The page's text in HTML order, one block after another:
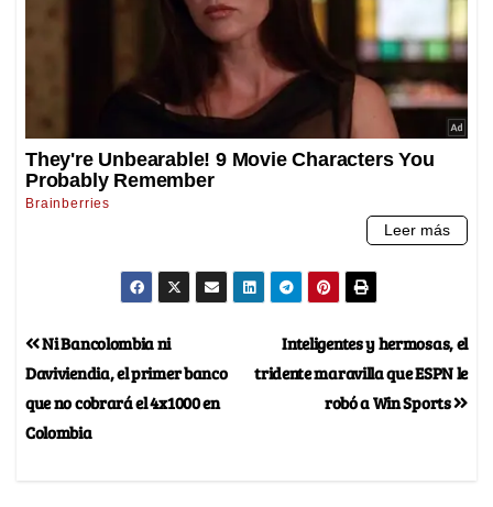
Inteligentes y hermosas, el
tridente maravilla que ESPN le
robó a Win Sports
Ni Bancolombia ni
Daviviendia, el primer banco
que no cobrará el 4x1000 en
Colombia